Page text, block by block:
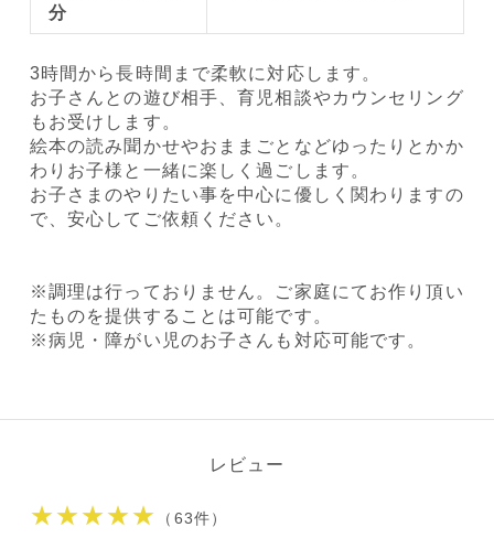
分
3時間から長時間まで柔軟に対応します。
お子さんとの遊び相手、育児相談やカウンセリング
もお受けします。
絵本の読み聞かせやおままごとなどゆったりとかか
わりお子様と一緒に楽しく過ごします。
お子さまのやりたい事を中心に優しく関わりますの
で、安心してご依頼ください。
※調理は行っておりません。ご家庭にてお作り頂い
たものを提供することは可能です。
※病児・障がい児のお子さんも対応可能です。
レビュー
★★★★★ （63件）